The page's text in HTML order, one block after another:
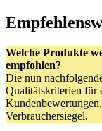
Welche Produkte
empfohlen?
Die nun
Qualitätskriterien für
Verbrauchersiegel.